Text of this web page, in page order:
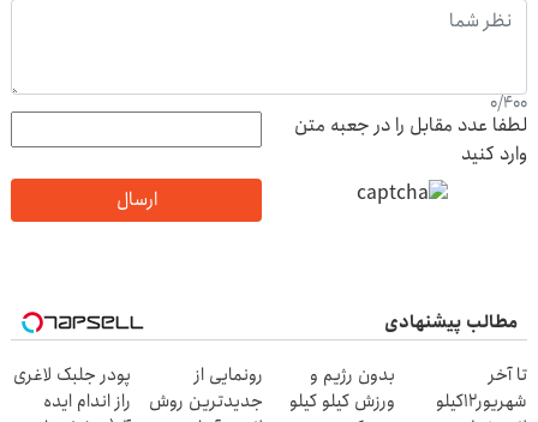
0/400
لطفا عدد مقابل را در جعبه متن
وارد کنید
ارسال
مطالب پیشنهادی
تا آخر
شهریور12کیلو
بدون رژیم و
ورزش کیلو کیلو
رونمایی از
جدیدترین روش
پودر جلبک لاغری
راز اندام ایده